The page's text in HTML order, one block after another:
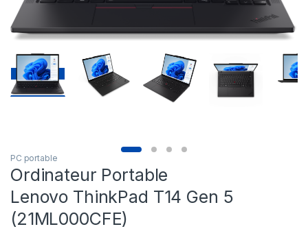
PC portable
Ordinateur Portable
Lenovo ThinkPad T14 Gen 5
(21ML000CFE)